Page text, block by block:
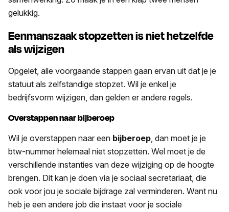
gelukkig.
Eenmanszaak stopzetten is niet hetzelfde
als wijzigen
Opgelet, alle voorgaande stappen gaan ervan uit dat je je
statuut als zelfstandige stopzet. Wil je enkel je
bedrijfsvorm wijzigen, dan gelden er andere regels.
Overstappen naar bijberoep
Wil je overstappen naar een bijberoep, dan moet je je
btw-nummer helemaal niet stopzetten. Wel moet je de
verschillende instanties van deze wijziging op de hoogte
brengen. Dit kan je doen via je sociaal secretariaat, die
ook voor jou je sociale bijdrage zal verminderen. Want nu
heb je een andere job die instaat voor je sociale